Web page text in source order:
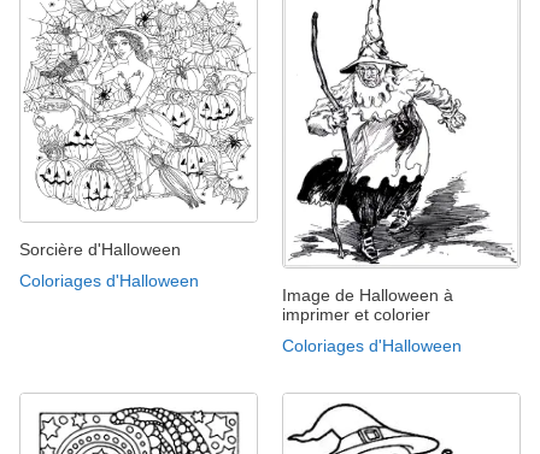
Sorcière d'Halloween
Coloriages d'Halloween
Image de Halloween à
imprimer et colorier
Coloriages d'Halloween